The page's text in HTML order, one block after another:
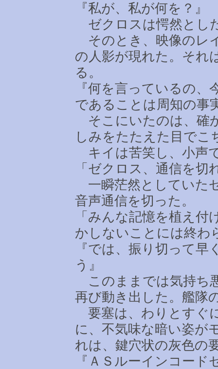
『私が、私が何を？』
ゼクロスは愕然とし
そのとき、映像のレ
の人影が現れた。それ
る。
『何を言っているの
であることは周知の事
そこにいたのは、確
しみをたたえた目で
キイは苦笑し、小声
「ゼクロス、通信を切
一瞬茫然としていた
音声通信を切った。
「みんな記憶を植え
かしないことには終わ
『では、振り切って
う』
このままでは気持ち
再び動き出した。艦隊
要塞は、わりとすぐ
に、不気味な暗い姿が
れは、鍵穴状の灰色の
『ＡＳルーインコード